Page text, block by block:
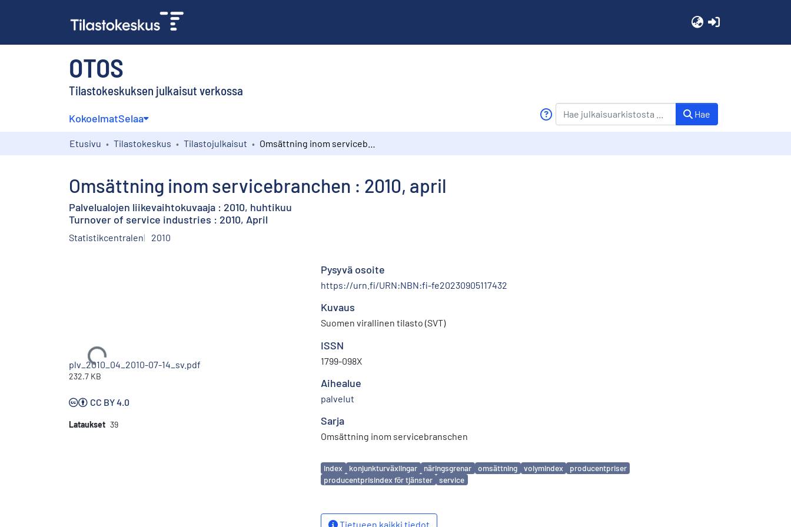
OTOS
Tilastokeskuksen julkaisut verkossa
KokoelmatSelaa Hae
Etusivu Tilastokeskus Tilastojulkaisut
Omsättning inom servicebranchen : 2010, april
Palvelualojen liikevaihtokuvaaja : 2010, huhtikuu
Turnover of service industries : 2010, April
Statistikcentralen 2010
Ladataan...
plv_2010_04_2010-07-14_sv.pdf
232.7 KB
CC BY 4.0
Lataukset 39
Pysyvä osoite
https://urn.fi/URN:NBN:fi-fe20230905117432
Kuvaus
Suomen virallinen tilasto (SVT)
ISSN
1799-098X
Aihealue
palvelut
Sarja
Omsättning inom servicebranschen
Avainsanat
index konjunkturväxlingar näringsgrenar omsättning volymindex
producentpriser
producentprisindex för tjänster
service
Tietueen kaikki tiedot